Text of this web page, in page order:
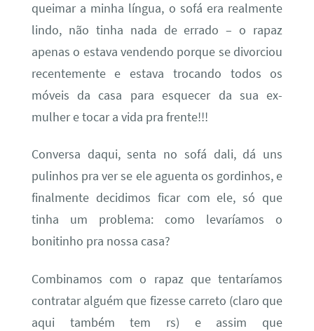
queimar a minha língua, o sofá era realmente
lindo, não tinha nada de errado – o rapaz
apenas o estava vendendo porque se divorciou
recentemente e estava trocando todos os
móveis da casa para esquecer da sua ex-
mulher e tocar a vida pra frente!!!
Conversa daqui, senta no sofá dali, dá uns
pulinhos pra ver se ele aguenta os gordinhos, e
finalmente decidimos ficar com ele, só que
tinha um problema: como levaríamos o
bonitinho pra nossa casa?
Combinamos com o rapaz que tentaríamos
contratar alguém que fizesse carreto (claro que
aqui também tem rs) e assim que